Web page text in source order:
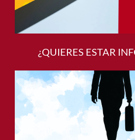
¿QUIERES ESTAR